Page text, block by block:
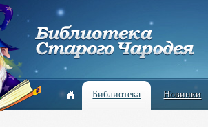
Библиотека Новинки